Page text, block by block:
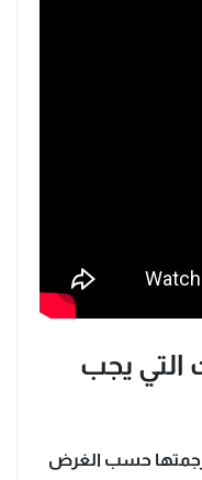
التي يجب
حسب الغرض